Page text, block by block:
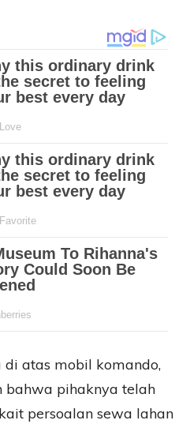
atas mobil komando,
bahwa pihaknya telah
persoalan sewa lahan